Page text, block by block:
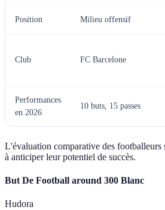
Position Milieu offensif
Club FC Barcelone
Performances
en 2026
10 buts, 15 passes
L'évaluation comparative des footballeurs
à anticiper leur potentiel de succès.
But De Football around 300 Blanc
Hudora